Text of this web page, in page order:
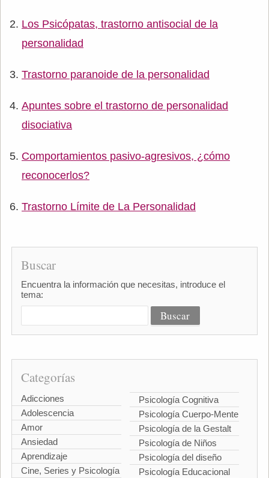
Los Psicópatas, trastorno antisocial de la
personalidad
Trastorno paranoide de la personalidad
Apuntes sobre el trastorno de personalidad
disociativa
Comportamientos pasivo-agresivos, ¿cómo
reconocerlos?
Trastorno Límite de La Personalidad
Buscar
Encuentra la información que necesitas, introduce el
tema:
Categorías
Adicciones
Adolescencia
Amor
Ansiedad
Aprendizaje
Cine, Series y Psicología
Psicología Cognitiva
Psicología Cuerpo-Mente
Psicología de la Gestalt
Psicología de Niños
Psicología del diseño
Psicología Educacional